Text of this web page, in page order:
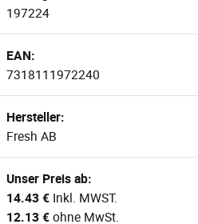
197224
EAN:
7318111972240
Hersteller:
Fresh AB
Unser Preis ab:
14.43 € Inkl. MWST.
12.13 €ohne MwSt.